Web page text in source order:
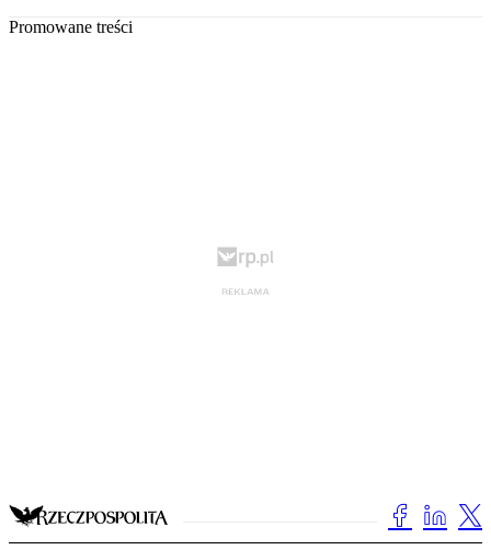
Promowane treści